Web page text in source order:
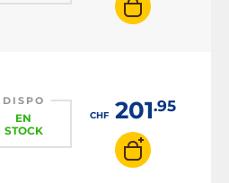
Écran PC 27 pouces
Ecran PC 32/9
Ecran PC 100 Hz
DISPO
EN
STOCK
CHF201.95